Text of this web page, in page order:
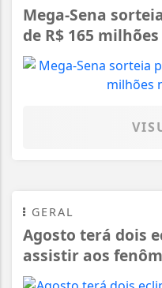
Mega-Sena
de R$ 165
GERAL
Agosto terá dois
assistir aos